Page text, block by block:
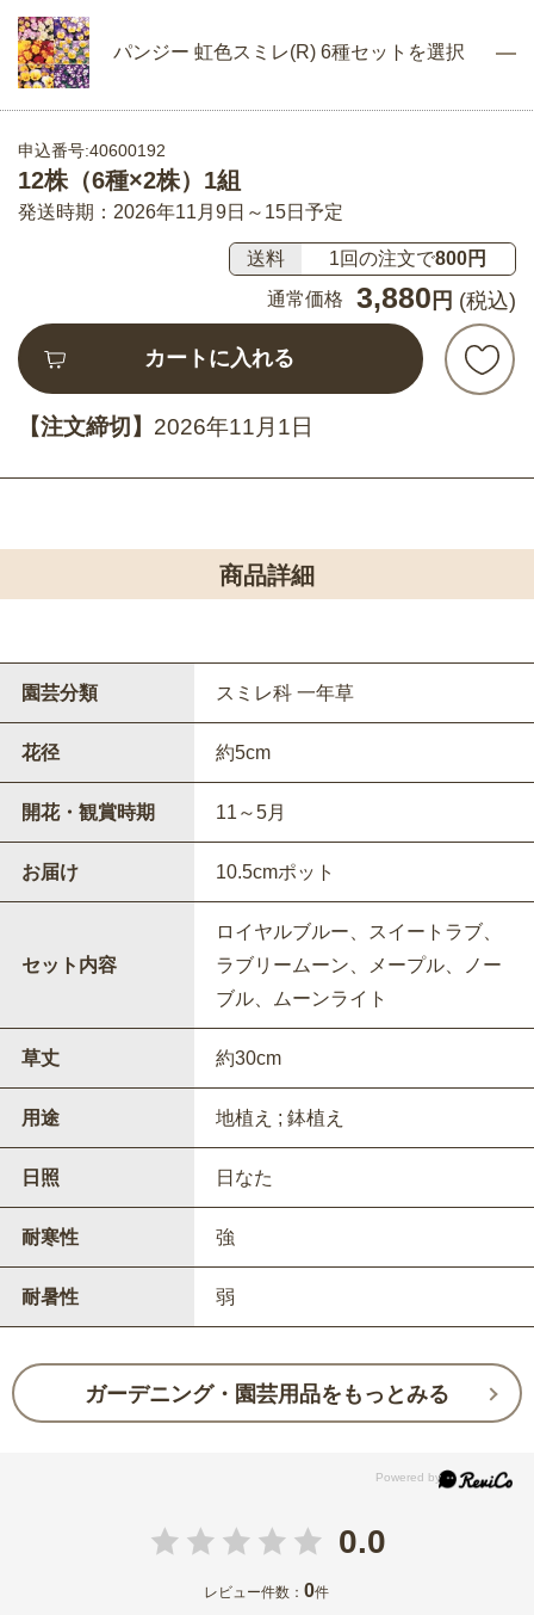
パンジー 虹色スミレ(R) 6種セットを選択
申込番号:40600192
12株（6種×2株）1組
発送時期：2026年11月9日～15日予定
送料 1回の注文で800円
通常価格
3,880 円 (税込)
カートに入れる
【注文締切】 2026年11月1日
商品詳細
園芸分類 スミレ科 一年草
花径 約5cm
開花・観賞時期 11～5月
お届け 10.5cmポット
セット内容
ロイヤルブルー、スイートラブ、
ラブリームーン、メープル、ノー
ブル、ムーンライト
草丈 約30cm
用途 地植え ; 鉢植え
日照 日なた
耐寒性 強
耐暑性 弱
ガーデニング・園芸用品をもっとみる
0.0
レビュー件数：0件